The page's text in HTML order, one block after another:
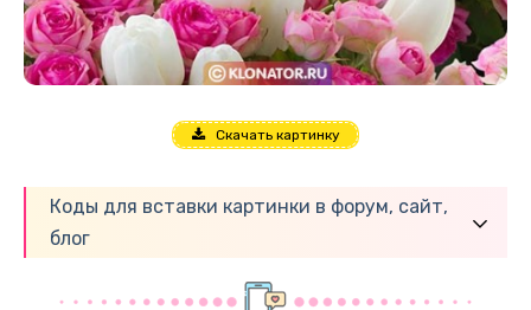
Скачать картинку
Коды для вставки картинки в форум, сайт,
блог